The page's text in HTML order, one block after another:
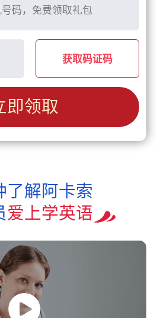
获取码证码
即领取
了解阿卡索
爱上学英语